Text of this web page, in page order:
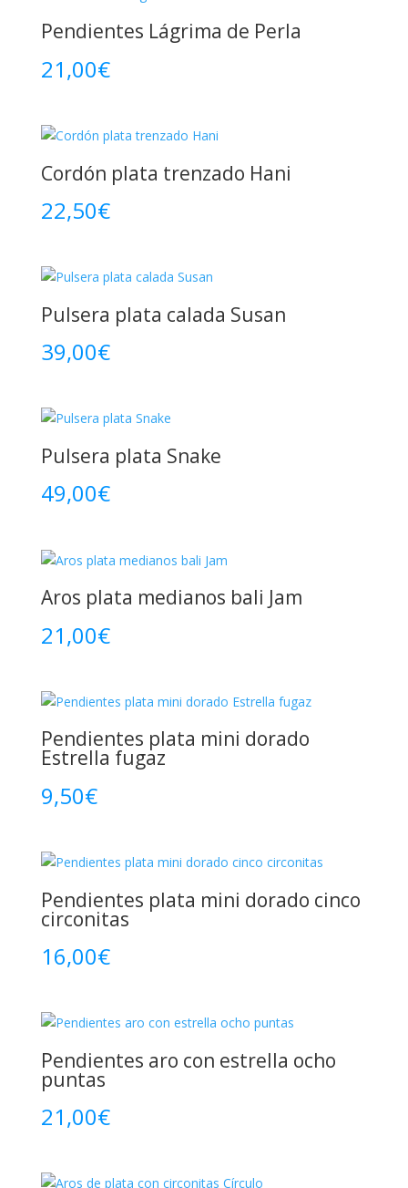
Pendientes Lágrima de Perla
21,00€
Cordón plata trenzado Hani
22,50€
Pulsera plata calada Susan
39,00€
Pulsera plata Snake
49,00€
Aros plata medianos bali Jam
21,00€
Pendientes plata mini dorado
Estrella fugaz
9,50€
Pendientes plata mini dorado cinco
circonitas
16,00€
Pendientes aro con estrella ocho
puntas
21,00€